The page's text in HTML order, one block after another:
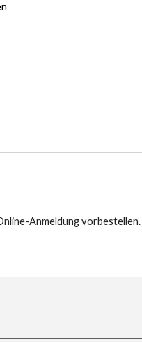
Anmeldung vorbestellen.